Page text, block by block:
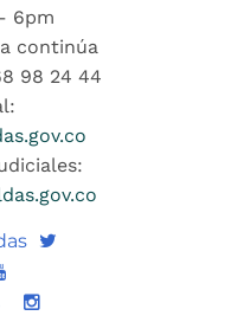
6pm
continúa
98 24 44
Twitter